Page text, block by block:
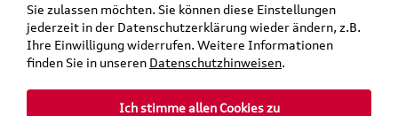
Sie zulassen möchten. Sie können diese Einstellungen
jederzeit in der Datenschutzerklärung wieder ändern, z.B.
Ihre Einwilligung widerrufen. Weitere Informationen
finden Sie in unseren Datenschutzhinweisen.
Ich stimme allen Cookies zu